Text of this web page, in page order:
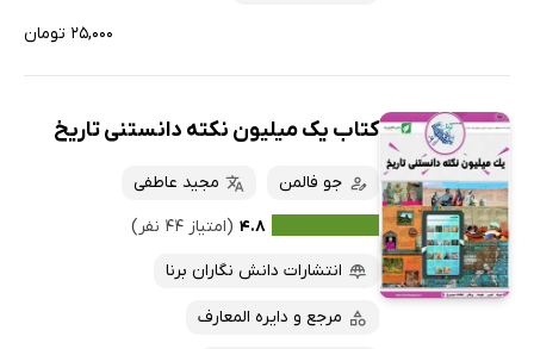
۲۵,۰۰۰ تومان
کتاب یک میلیون نکته دانستنی تاریخ
جو فالمن
مجید عاطفی
۴.۸ (امتیاز ۴۴ نفر)
انتشارات دانش نگاران برنا
مرجع و دایره المعارف